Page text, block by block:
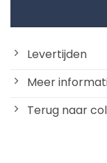
Levertijden
Meer
Terug naar